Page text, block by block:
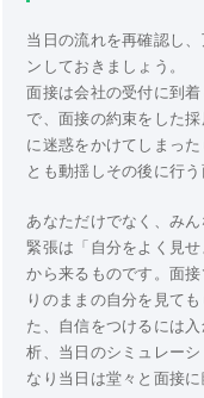
当日の流れを再確認し
ンしておきましょう。
面接は会社の受付に到
で、面接の約束をした
に迷惑をかけてしまっ
とも動揺しその後に行
あなただけでなく、み
緊張は「自分をよく見
から来るものです。面
りのままの自分を見て
た、自信をつけるには
析、当日のシミュレー
なり当日は堂々と面接に